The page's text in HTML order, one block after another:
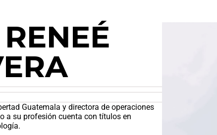
Guatemala y directora de operaciones
a su profesión cuenta con títulos en